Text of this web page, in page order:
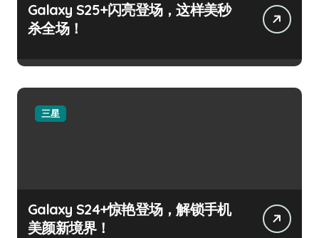
Galaxy S25+闪亮登场，这样美秒
杀全场！
三星
Galaxy S24+惊艳登场，解锁手机
美颜新境界！